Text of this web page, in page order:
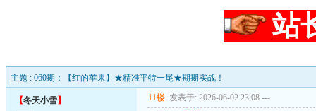
站
主题 : 060期：【红的苹果】★精准平特一尾★期期实战！
【冬天小雪】 11楼 发表于: 2026-06-02 23:08 ---